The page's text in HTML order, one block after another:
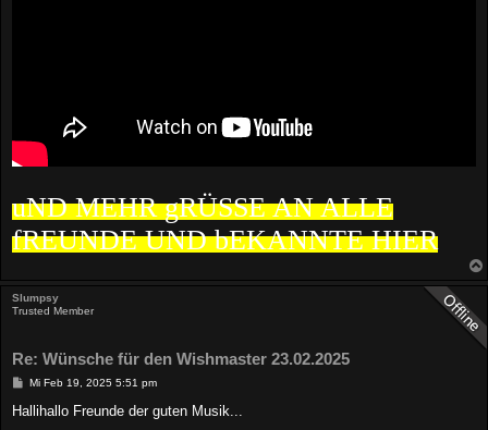
uND MEHR gRÜSSE AN ALLE
fREUNDE UND bEKANNTE HIER
Slumpsy
Trusted Member
Re: Wünsche für den Wishmaster 23.02.2025
B
i
Mi Feb 19, 2025 5:51 pm
Hallihallo Freunde der guten Musik...